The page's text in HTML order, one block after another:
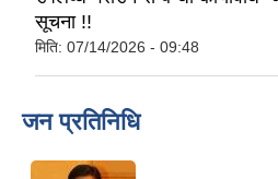
सूचना !!
मिति: 07/14/2026 - 09:48
जन प्रतिनिधि